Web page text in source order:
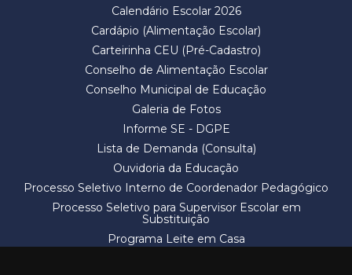
Calendário Escolar 2026
Cardápio (Alimentação Escolar)
Carteirinha CEU (Pré-Cadastro)
Conselho de Alimentação Escolar
Conselho Municipal de Educação
Galeria de Fotos
Informe SE - DGPE
Lista de Demanda (Consulta)
Ouvidoria da Educação
Processo Seletivo Interno de Coordenador Pedagógico
Processo Seletivo para Supervisor Escolar em
Substituição
Programa Leite em Casa